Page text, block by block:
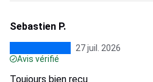
Sebastien P.
27 juil. 2026
Avis vérifié
Toujours bien reçu